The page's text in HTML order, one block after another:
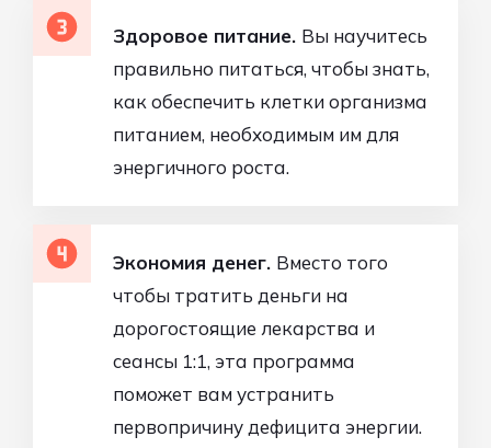
Здоровое питание. Вы научитесь
правильно питаться, чтобы знать,
как обеспечить клетки организма
питанием, необходимым им для
энергичного роста.
Экономия денег. Вместо того
чтобы тратить деньги на
дорогостоящие лекарства и
сеансы 1:1, эта программа
поможет вам устранить
первопричину дефицита энергии.